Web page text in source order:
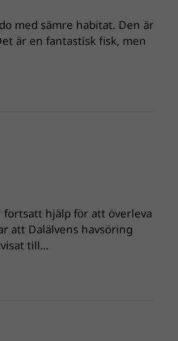
med sämre habitat. Den är
är en fantastisk fisk, men
hjälp för att överleva
att Dalälvens havsöring
till…